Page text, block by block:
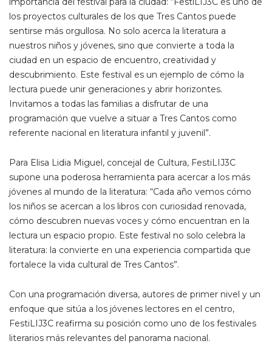
los proyectos culturales de los que Tres Cantos puede
sentirse más orgullosa. No solo acerca la literatura a
nuestros niños y jóvenes, sino que convierte a toda la
ciudad en un espacio de encuentro, creatividad y
descubrimiento. Este festival es un ejemplo de cómo la
lectura puede unir generaciones y abrir horizontes.
Invitamos a todas las familias a disfrutar de una
programación que vuelve a situar a Tres Cantos como
referente nacional en literatura infantil y juvenil”.
Para Elisa Lidia Miguel, concejal de Cultura, FestiLIJ3C
supone una poderosa herramienta para acercar a los más
jóvenes al mundo de la literatura: “Cada año vemos cómo
los niños se acercan a los libros con curiosidad renovada,
cómo descubren nuevas voces y cómo encuentran en la
lectura un espacio propio. Este festival no solo celebra la
literatura: la convierte en una experiencia compartida que
fortalece la vida cultural de Tres Cantos”.
Con una programación diversa, autores de primer nivel y un
enfoque que sitúa a los jóvenes lectores en el centro,
FestiLIJ3C reafirma su posición como uno de los festivales
literarios más relevantes del panorama nacional.